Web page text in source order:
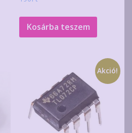
Kosárba teszem
Akció!